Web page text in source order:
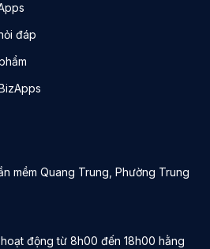
đáp
mềm Quang Trung, Phường Trung
động từ 8h00 đến 18h00 hằng